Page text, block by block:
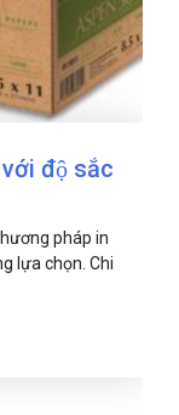
độ sắc
pháp in
lựa chọn. Chi